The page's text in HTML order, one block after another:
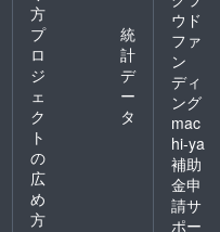
方
プ
ロ
ジ
ェ
ク
ト
の
広
め
方
統
計
デ
ー
タ
ウド
ファ
ン
ディ
ング
mac
hi-ya
補助
金申
請サ
ポー